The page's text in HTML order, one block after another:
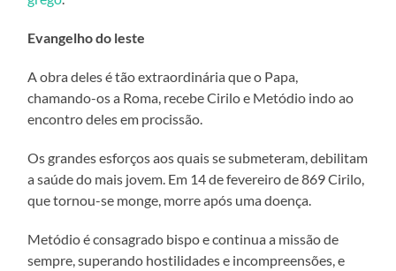
Evangelho do leste
A obra deles é tão extraordinária que o Papa,
chamando-os a Roma, recebe Cirilo e Metódio indo ao
encontro deles em procissão.
Os grandes esforços aos quais se submeteram, debilitam
a saúde do mais jovem. Em 14 de fevereiro de 869 Cirilo,
que tornou-se monge, morre após uma doença.
Metódio é consagrado bispo e continua a missão de
sempre, superando hostilidades e incompreensões, e